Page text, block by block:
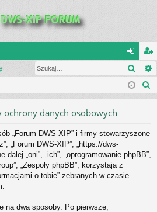
al
og
ę
ar
ej
si
ochrony danych osobowych
„Forum DWS-XIP” i firmy stowarzyszone
„Forum DWS-XIP”, „https://dws-
„oni”, „ich”, „oprogramowanie phpBB”,
„Zespoły phpBB”, korzystają z
o tobie” zebranych w czasie
na dwa sposoby. Po pierwsze,